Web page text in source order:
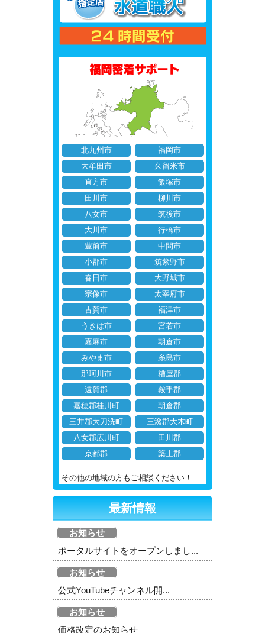
北九州市
福岡市
大牟田市
久留米市
直方市
飯塚市
田川市
柳川市
八女市
筑後市
大川市
行橋市
豊前市
中間市
小郡市
筑紫野市
春日市
大野城市
宗像市
太宰府市
古賀市
福津市
うきは市
宮若市
嘉麻市
朝倉市
みやま市
糸島市
那珂川市
糟屋郡
遠賀郡
鞍手郡
嘉穂郡桂川町
朝倉郡
三井郡大刀洗町
三潴郡大木町
八女郡広川町
田川郡
京都郡
築上郡
その他の地域の方もご相談ください！
最新情報
お知らせ
ポータルサイトをオープンしまし...
お知らせ
公式YouTubeチャンネル開...
お知らせ
価格改定のお知らせ